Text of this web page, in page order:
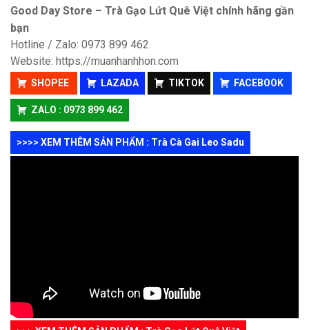
Good Day Store – Trà Gạo Lứt Quê Việt chính hãng gần
bạn
Hotline / Zalo: 0973 899 462
Website: https://muanhanhhon.com
SHOPEE LAZADA TIKTOK FACEBOOK
ZALO : 0973 899 462
>>>> XEM THÊM SẢN PHẨM : Trà Cà Gai Leo Sadu